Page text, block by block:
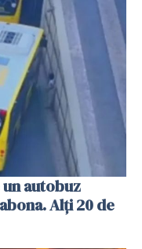
autobuz
Alți 20 de